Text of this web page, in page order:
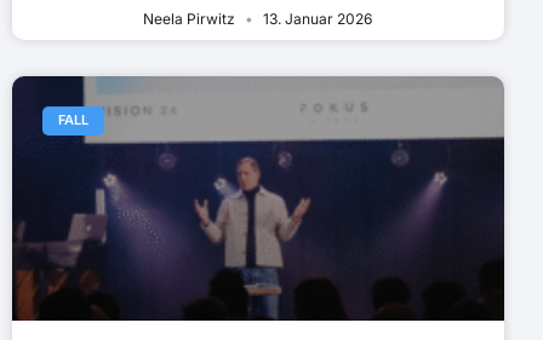
Neela Pirwitz 13. Januar 2026
FALL